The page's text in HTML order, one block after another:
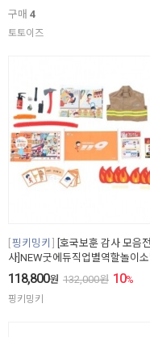
구매 4
토토이즈
핑키밍키
[호국보훈 감사 모음
사]NEW굿에듀직업별역할놀이
118,800원 132,000원 10%
핑키밍키